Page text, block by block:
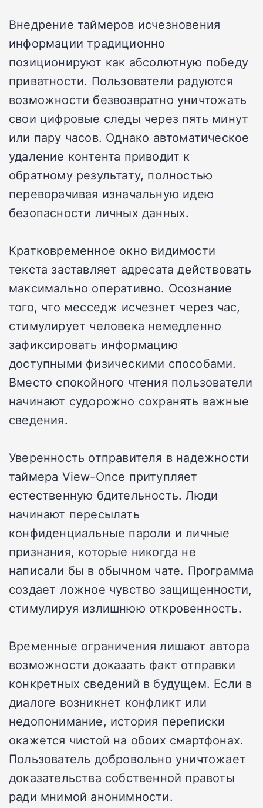
Внедрение таймеров исчезновения
информации традиционно
позиционируют как абсолютную победу
приватности. Пользователи радуются
возможности безвозвратно уничтожать
свои цифровые следы через пять минут
или пару часов. Однако автоматическое
удаление контента приводит к
обратному результату, полностью
переворачивая изначальную идею
безопасности личных данных.
Кратковременное окно видимости
текста заставляет адресата действовать
максимально оперативно. Осознание
того, что месседж исчезнет через час,
стимулирует человека немедленно
зафиксировать информацию
доступными физическими способами.
Вместо спокойного чтения пользователи
начинают судорожно сохранять важные
сведения.
Уверенность отправителя в надежности
таймера View-Once притупляет
естественную бдительность. Люди
начинают пересылать
конфиденциальные пароли и личные
признания, которые никогда не
написали бы в обычном чате. Программа
создает ложное чувство защищенности,
стимулируя излишнюю откровенность.
Временные ограничения лишают автора
возможности доказать факт отправки
конкретных сведений в будущем. Если в
диалоге возникнет конфликт или
недопонимание, история переписки
окажется чистой на обоих смартфонах.
Пользователь добровольно уничтожает
доказательства собственной правоты
ради мнимой анонимности.